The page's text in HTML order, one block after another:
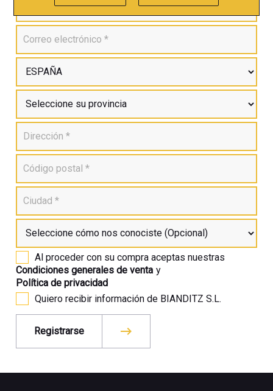
Al proceder con su compra aceptas nuestras
Condiciones generales de venta y
Política de privacidad
Quiero recibir información de BIANDITZ S.L.
Registrarse